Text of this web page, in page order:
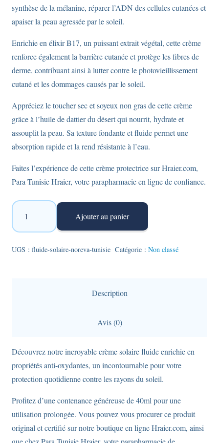
synthèse de la mélanine, réparer l’ADN des cellules cutanées et
apaiser la peau agressée par le soleil.
Enrichie en élixir B17, un puissant extrait végétal, cette crème
renforce également la barrière cutanée et protège les fibres de
derme, contribuant ainsi à lutter contre le photovieillissement
cutané et les dommages causés par le soleil.
Appréciez le toucher sec et soyeux non gras de cette crème
grâce à l’huile de dattier du désert qui nourrit, hydrate et
assouplit la peau. Sa texture fondante et fluide permet une
absorption rapide et la rend résistante à l’eau.
Faites l’expérience de cette crème protectrice sur Hraier.com,
Para Tunisie Hraier, votre parapharmacie en ligne de confiance.
quantité
Fluide
solaire
Ajouter au panier
UGS : fluide-solaire-noreva-tunisie Catégorie : Non classé
Description
Avis (0)
Découvrez notre incroyable crème solaire fluide enrichie en
propriétés anti-oxydantes, un incontournable pour votre
protection quotidienne contre les rayons du soleil.
Profitez d’une contenance généreuse de 40ml pour une
utilisation prolongée. Vous pouvez vous procurer ce produit
original et certifié sur notre boutique en ligne Hraier.com, ainsi